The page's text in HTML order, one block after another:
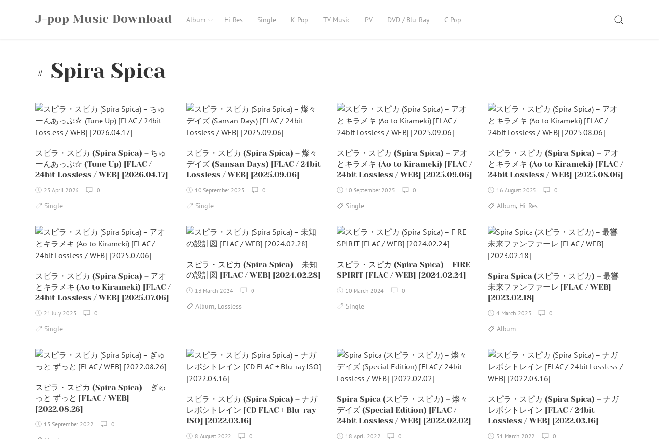
J-pop Music Download Album Hi-Res Single K-Pop TV-Music PV DVD / Blu-Ray C-Pop SEARCH
Spira Spica
スピラ・スピカ (Spira Spica) – ちゅ
ーんあっぷ☆ (Tune Up) [FLAC /
24bit Lossless / WEB] [2026.04.17]
25 April 2026 0
Single
スピラ・スピカ (Spira Spica) – 燦々
デイズ (Sansan Days) [FLAC / 24bit
Lossless / WEB] [2025.09.06]
10 September 2025 0
Single
スピラ・スピカ (Spira Spica) – アオ
とキラメキ (Ao to Kirameki) [FLAC /
24bit Lossless / WEB] [2025.09.06]
10 September 2025 0
Single
スピラ・スピカ (Spira Spica) – アオ
とキラメキ (Ao to Kirameki) [FLAC /
24bit Lossless / WEB] [2025.08.06]
16 August 2025 0
Album, Hi-Res
スピラ・スピカ (Spira Spica) – アオ
とキラメキ (Ao to Kirameki) [FLAC /
24bit Lossless / WEB] [2025.07.06]
21 July 2025 0
Single
スピラ・スピカ (Spira Spica) – 未知
の設計図 [FLAC / WEB] [2024.02.28]
13 March 2024 0
Album, Lossless
スピラ・スピカ (Spira Spica) – FIRE
SPIRIT [FLAC / WEB] [2024.02.24]
10 March 2024 0
Single
Spira Spica (スピラ・スピカ) – 最響
未来ファンファーレ [FLAC / WEB]
[2023.02.18]
4 March 2023 0
Album
スピラ・スピカ (Spira Spica) – ぎゅ
っと ずっと [FLAC / WEB]
[2022.08.26]
15 September 2022 0
スピラ・スピカ (Spira Spica) – ナガ
レボシトレイン [CD FLAC + Blu-ray
ISO] [2022.03.16]
8 August 2022 0
Spira Spica (スピラ・スピカ) – 燦々
デイズ (Special Edition) [FLAC /
24bit Lossless / WEB] [2022.02.02]
18 April 2022 0
スピラ・スピカ (Spira Spica) – ナガ
レボシトレイン [FLAC / 24bit
Lossless / WEB] [2022.03.16]
31 March 2022 0